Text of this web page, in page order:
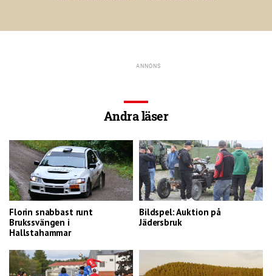
Andra läser
Florin snabbast runt
Brukssvängen i
Hallstahammar
Bildspel: Auktion på
Jädersbruk